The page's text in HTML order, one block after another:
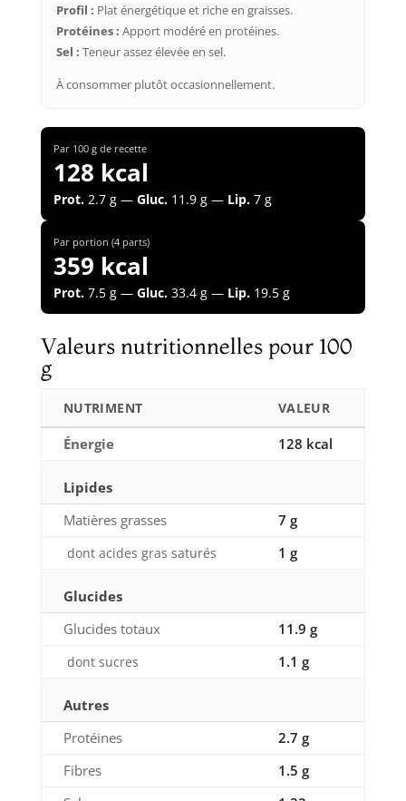
Profil : Plat énergétique et riche en graisses.
Protéines : Apport modéré en protéines.
Sel : Teneur assez élevée en sel.
À consommer plutôt occasionnellement.
Par 100 g de recette
128 kcal
Prot.2.7 g — Gluc.11.9 g — Lip.7 g
Par portion (4 parts)
359 kcal
Prot.7.5 g — Gluc.33.4 g — Lip.19.5 g
Valeurs nutritionnelles pour 100
g
NUTRIMENT VALEUR
Énergie 128 kcal
Lipides
Matières grasses
7 g
dont acides gras saturés 1 g
Glucides
Glucides totaux
11.9 g
dont sucres 1.1 g
Autres
Protéines
2.7 g
Fibres
1.5 g